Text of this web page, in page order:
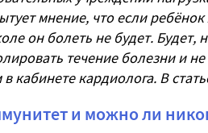
мнение, что если ребёнок
он болеть не будет. Будет,
течение болезни и
в кабинете кардиолога. В
и можно ли